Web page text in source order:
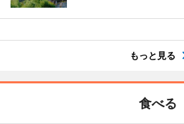
もっと見る
食べる